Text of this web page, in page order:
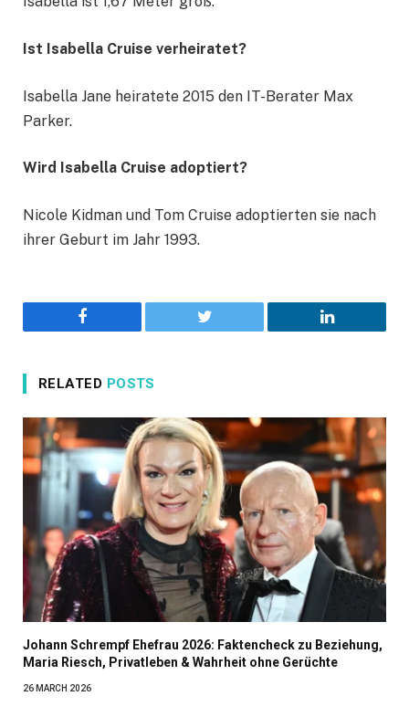
Ist Isabella Cruise verheiratet?
Isabella Jane heiratete 2015 den IT-Berater Max
Parker.
Wird Isabella Cruise adoptiert?
Nicole Kidman und Tom Cruise adoptierten sie nach
ihrer Geburt im Jahr 1993.
Facebook Twitter LinkedIn
RELATED POSTS
Johann Schrempf Ehefrau 2026: Faktencheck zu Beziehung,
Maria Riesch, Privatleben & Wahrheit ohne Gerüchte
26 MARCH 2026